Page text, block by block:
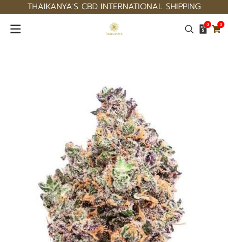
THAIKANYA'S CBD INTERNATIONAL SHIPPING
0 0